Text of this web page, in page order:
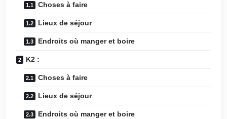
Choses à faire
Lieux de séjour
Endroits où manger et boire
K2 :
Choses à faire
Lieux de séjour
Endroits où manger et boire